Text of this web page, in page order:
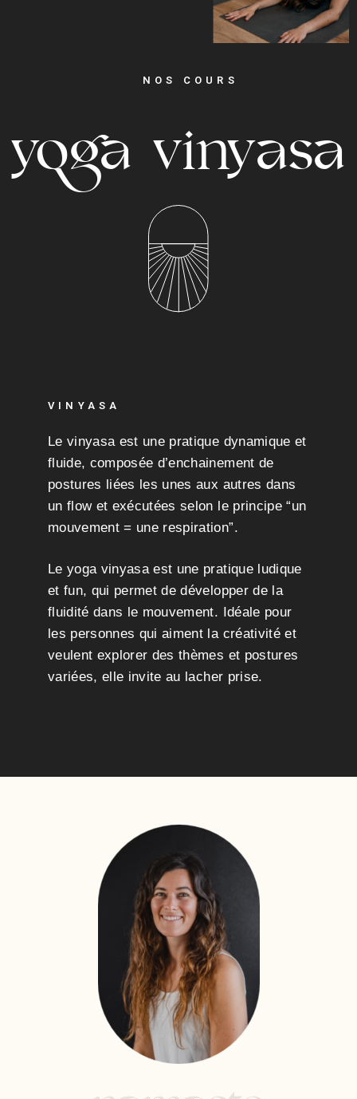
NOS COURS
yoga vinyasa
VINYASA
Le vinyasa est une pratique dynamique et
fluide, composée d’enchainement de
postures liées les unes aux autres dans
un flow et exécutées selon le principe “un
mouvement = une respiration”.
Le yoga vinyasa est une pratique ludique
et fun, qui permet de développer de la
fluidité dans le mouvement. Idéale pour
les personnes qui aiment la créativité et
veulent explorer des thèmes et postures
variées, elle invite au lacher prise.